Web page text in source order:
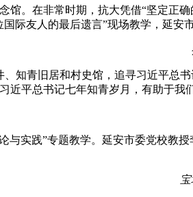
馆。在非常时期，抗大凭借“坚定正
际友人的最后遗言”现场教学，延
知青旧居和村史馆，追寻习近平总
近平总书记七年知青岁月，有助于我
与实践”专题教学。延安市委党校教